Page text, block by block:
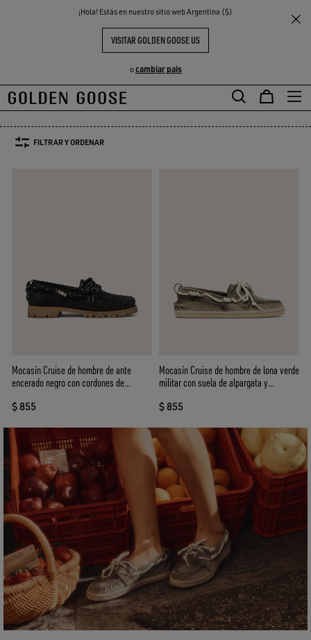
¡Hola! Estás en nuestro sitio web Argentina ($)
VISITAR GOLDEN GOOSE US
ocambiar pais
THE
COMMUNITY
Zapatos
ZAPATOS Y BOTAS HOMBRE
Botas
Botas
Mocasines
Mocasines
FILTRAR Y ORDENAR
Mocasín Cruise de hombre de ante
encerado negro con cordones de
$ 855
Mocasín Cruise de hombre de lona verde
militar con suela de alpargata y
$ 855